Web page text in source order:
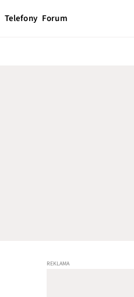
Telefony Forum